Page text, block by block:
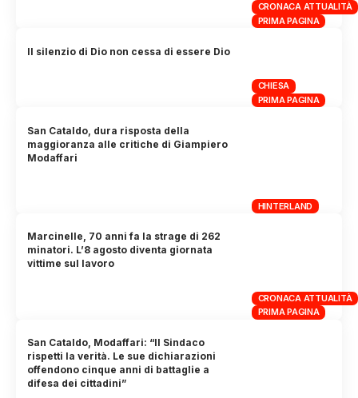
CRONACA ATTUALITÀ
PRIMA PAGINA
CHIESA
PRIMA PAGINA
Il silenzio di Dio non cessa di essere Dio
HINTERLAND
San Cataldo, dura risposta della
maggioranza alle critiche di Giampiero
Modaffari
CRONACA ATTUALITÀ
PRIMA PAGINA
Marcinelle, 70 anni fa la strage di 262
minatori. L’8 agosto diventa giornata
vittime sul lavoro
San Cataldo, Modaffari: “Il Sindaco
rispetti la verità. Le sue dichiarazioni
offendono cinque anni di battaglie a
difesa dei cittadini”